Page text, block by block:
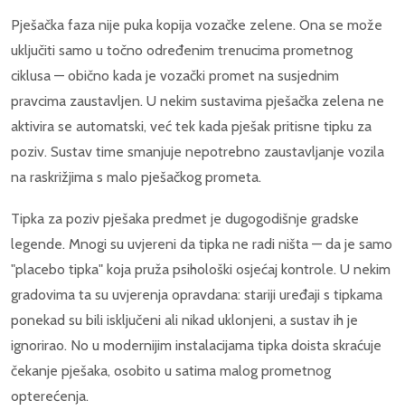
Pješačka faza nije puka kopija vozačke zelene. Ona se može
uključiti samo u točno određenim trenucima prometnog
ciklusa — obično kada je vozački promet na susjednim
pravcima zaustavljen. U nekim sustavima pješačka zelena ne
aktivira se automatski, već tek kada pješak pritisne tipku za
poziv. Sustav time smanjuje nepotrebno zaustavljanje vozila
na raskrižjima s malo pješačkog prometa.
Tipka za poziv pješaka predmet je dugogodišnje gradske
legende. Mnogi su uvjereni da tipka ne radi ništa — da je samo
"placebo tipka" koja pruža psihološki osjećaj kontrole. U nekim
gradovima ta su uvjerenja opravdana: stariji uređaji s tipkama
ponekad su bili isključeni ali nikad uklonjeni, a sustav ih je
ignorirao. No u modernijim instalacijama tipka doista skraćuje
čekanje pješaka, osobito u satima malog prometnog
opterećenja.